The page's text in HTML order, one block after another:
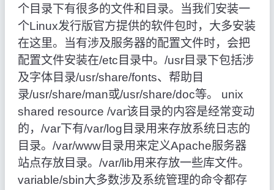
个目录下有很多的文件和目录。当我们安装一
个Linux发行版官方提供的软件包时，大多安装
在这里。当有涉及服务器的配置文件时，会把
配置文件安装在/etc目录中。/usr目录下包括涉
及字体目录/usr/share/fonts、帮助目
录/usr/share/man或/usr/share/doc等。 unix
shared resource /var该目录的内容是经常变动
的，/var下有/var/log目录用来存放系统日志的
目录。/var/www目录用来定义Apache服务器
站点存放目录。/var/lib用来存放一些库文件。
variable/sbin大多数涉及系统管理的命令都存